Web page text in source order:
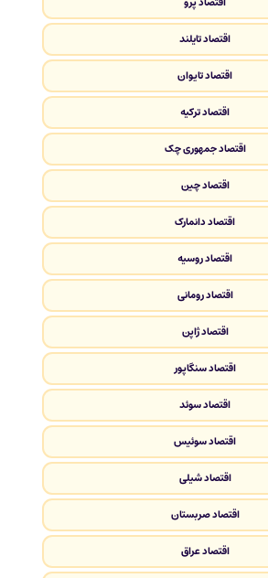
اقتصاد تایلند
اقتصاد تایوان
اقتصاد ترکیه
اقتصاد جمهوری چک
اقتصاد چین
اقتصاد دانمارک
اقتصاد روسیه
اقتصاد رومانی
اقتصاد ژاپن
اقتصاد سنگاپور
اقتصاد سوئد
اقتصاد سوئیس
اقتصاد شیلی
اقتصاد صربستان
اقتصاد عراق